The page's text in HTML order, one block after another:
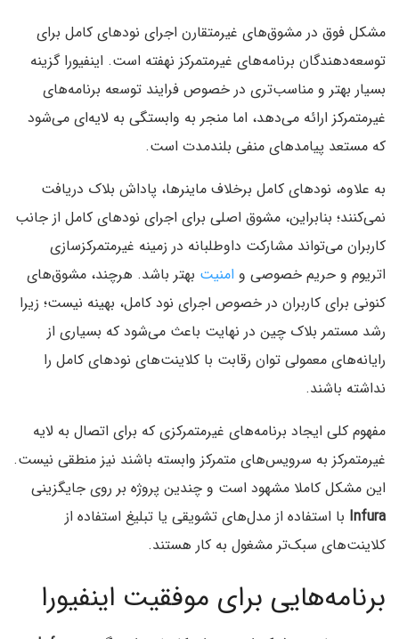
مشکل فوق در مشوق‌های غیرمتقارن اجرای نودهای کامل برای
توسعه‌دهندگان برنامه‌های غیرمتمرکز نهفته است. اینفیورا گزینه
بسیار بهتر و مناسب‌تری در خصوص فرایند توسعه برنامه‌های
غیرمتمرکز ارائه می‌دهد، اما منجر به وابستگی به لایه‌ای می‌شود
که مستعد پیامدهای منفی بلندمدت است.
به علاوه، نودهای کامل برخلاف ماینرها، پاداش بلاک دریافت
نمی‌کنند؛ بنابراین، مشوق اصلی برای اجرای نودهای کامل از جانب
کاربران می‌تواند مشارکت داوطلبانه در زمینه غیرمتمرکزسازی
اتریوم و حریم خصوصی و امنیت بهتر باشد. هرچند، مشوق‌های
کنونی برای کاربران در خصوص اجرای نود کامل، بهینه نیست؛ زیرا
رشد مستمر بلاک چین در نهایت باعث می‌شود که بسیاری از
رایانه‌های معمولی توان رقابت با کلاینت‌های نودهای کامل را
نداشته باشند.
مفهوم کلی ایجاد برنامه‌های غیرمتمرکزی که برای اتصال به لایه
غیرمتمرکز به سرویس‌های متمرکز وابسته باشند نیز منطقی نیست.
این مشکل کاملا مشهود است و چندین پروژه بر روی جایگزینی
Infura با استفاده از مدل‌های تشویقی یا تبلیغ استفاده از
کلاینت‌های سبک‌تر مشغول به کار هستند.
برنامه‌هایی برای موفقیت اینفیورا